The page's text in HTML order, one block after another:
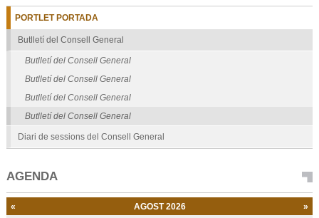
PORTLET PORTADA
Butlletí del Consell General
Butlletí del Consell General
Butlletí del Consell General
Butlletí del Consell General
Butlletí del Consell General
Diari de sessions del Consell General
AGENDA
« AGOST 2026 »